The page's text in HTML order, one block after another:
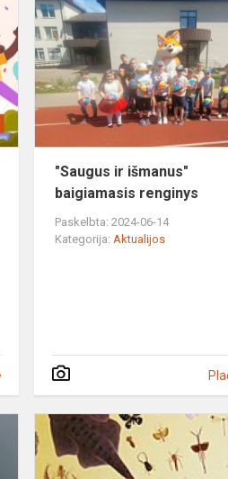
"Stipruoliai"
akimirkos
"Saugus ir išmanus"
baigiamasis renginys
Paskelbta: 2024-06-14
Kategorija:Aktualijos
Matematyczny
quizizz
„Sienkiewicz